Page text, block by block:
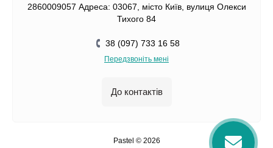
2860009057 Адреса: 03067, місто Київ, вулиця Олекси
Тихого 84
38 (097) 733 16 58
Передзвоніть мені
До контактів
Pastel © 2026